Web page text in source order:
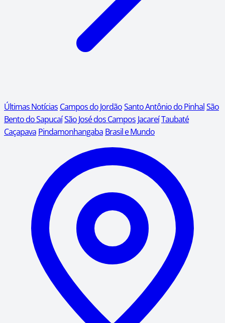
Últimas Notícias Campos do JordãoSanto Antônio do PinhalSão
Bento do SapucaíSão José dos Campos JacareíTaubaté
Caçapava Pindamonhangaba Brasil e Mundo